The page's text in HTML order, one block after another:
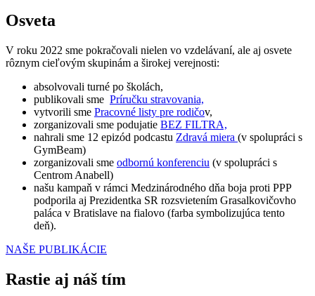
Osveta
V roku 2022 sme pokračovali nielen vo vzdelávaní, ale aj osvete
rôznym cieľovým skupinám a širokej verejnosti:
absolvovali turné po školách,
publikovali sme Príručku stravovania,
vytvorili sme Pracovné listy pre rodičov,
zorganizovali sme podujatie BEZ FILTRA,
nahrali sme 12 epizód podcastu Zdravá miera (v spolupráci s
GymBeam)
zorganizovali sme odbornú konferenciu (v spolupráci s
Centrom Anabell)
našu kampaň v rámci Medzinárodného dňa boja proti PPP
podporila aj Prezidentka SR rozsvietením Grasalkovičovho
paláca v Bratislave na fialovo (farba symbolizujúca tento
deň).
NAŠE PUBLIKÁCIE
Rastie aj náš tím